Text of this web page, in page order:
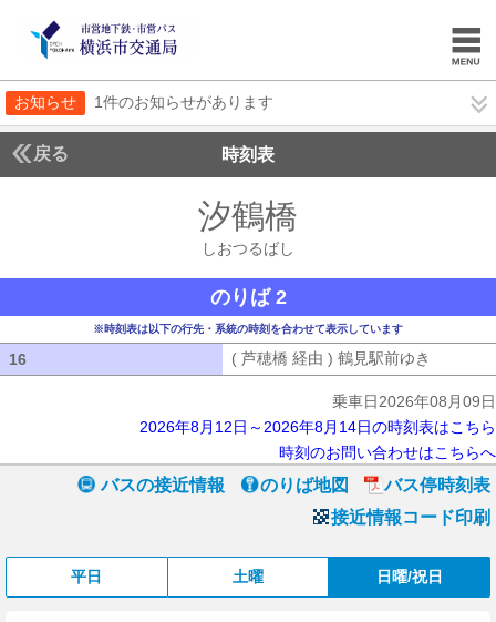
お知らせ 1件のお知らせがあります
戻る 時刻表
汐鶴橋
しおつるばし
のりば 2
※時刻表は以下の行先・系統の時刻を合わせて表示しています
16 ( 芦穂橋 経由 ) 鶴見駅前ゆき
乗車日2026年08月09日
2026年8月12日～2026年8月14日の時刻表はこちら
時刻のお問い合わせはこちらへ
バスの接近情報 のりば地図
バス停時刻表
接近情報コード印刷
平日 土曜 日曜/祝日